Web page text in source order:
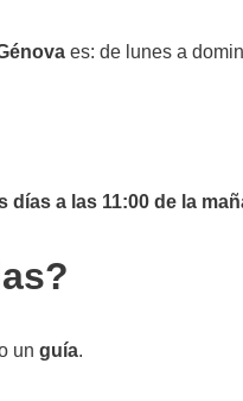
es: de lunes a
días a las 11:00 de la
un guía.